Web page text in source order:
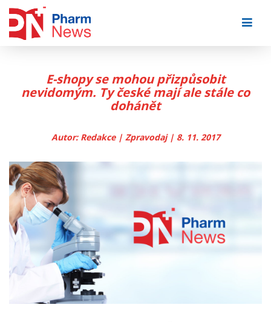
E-shopy se mohou přizpůsobit
nevidomým. Ty české mají ale stále co
dohánět
Autor: Redakce | Zpravodaj | 8. 11. 2017